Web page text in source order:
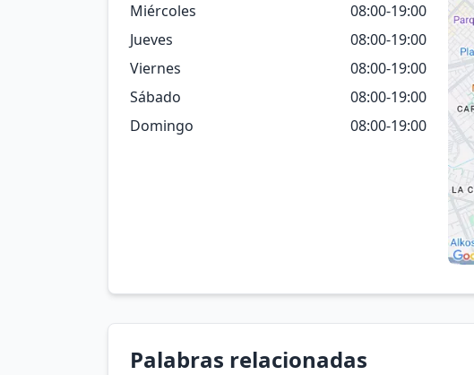
Miércoles
08:00-19:00
Jueves
08:00-19:00
Viernes
08:00-19:00
Sábado
08:00-19:00
Domingo
08:00-19:00
Palabras relacionadas